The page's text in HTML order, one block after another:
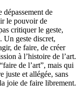
dépassement de
le pouvoir de
critiquer le geste,
geste discret,
de faire, de créer
à l’histoire de l’art.
de l’art”, mais qui
juste et allégée, sans
joie de faire librement.